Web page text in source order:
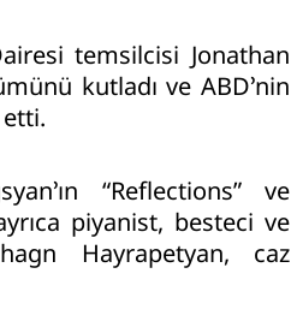
temsilcisi Jonathan
kutladı ve ABD’nin
“Reflections” ve
piyanist, besteci ve
Hayrapetyan, caz